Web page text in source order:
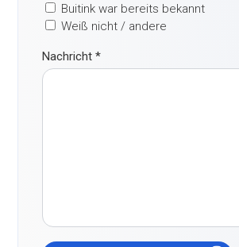
Buitink war bereits bekannt
Weiß nicht / andere
Nachricht*